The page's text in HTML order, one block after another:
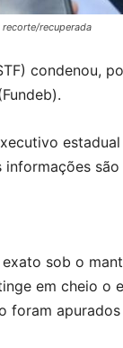
recuperada
condenou,
sob o
em cheio